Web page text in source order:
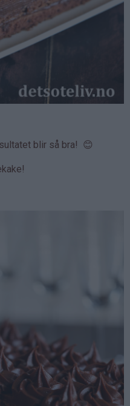
blir så bra! 😊